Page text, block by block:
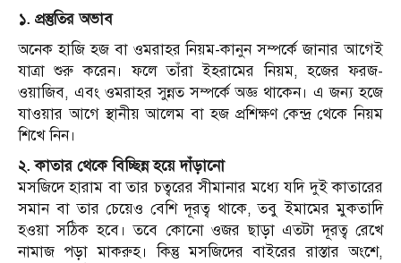
১. প্রস্তুতির অভাব
অনেক হাজি হজ বা ওমরাহর নিয়ম-কানুন সম্পর্কে জানার আগেই
যাত্রা শুরু করেন। ফলে তাঁরা ইহরামের নিয়ম, হজের ফরজ-
ওয়াজিব, এবং ওমরাহর সুন্নত সম্পর্কে অজ্ঞ থাকেন। এ জন্য হজে
যাওয়ার আগে স্থানীয় আলেম বা হজ প্রশিক্ষণ কেন্দ্র থেকে নিয়ম
শিখে নিন।
২. কাতার থেকে বিচ্ছিন্ন হয়ে দাঁড়ানো
মসজিদে হারাম বা তার চত্বরের সীমানার মধ্যে যদি দুই কাতারের
সমান বা তার চেয়েও বেশি দূরত্ব থাকে, তবু ইমামের মুকতাদি
হওয়া সঠিক হবে। তবে কোনো ওজর ছাড়া এতটা দূরত্ব রেখে
নামাজ পড়া মাকরুহ। কিন্তু মসজিদের বাইরের রাস্তার অংশে,